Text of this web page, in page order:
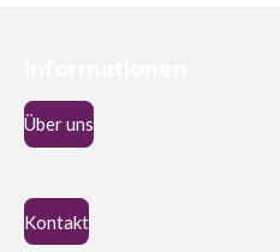
Über uns
Kontakt